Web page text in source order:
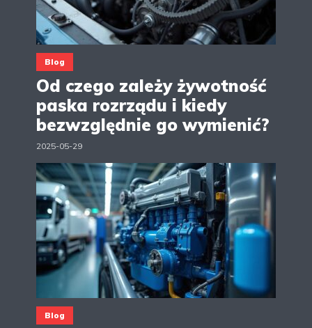
Blog
Od czego zależy żywotność
paska rozrządu i kiedy
bezwzględnie go wymienić?
2025-05-29
Blog